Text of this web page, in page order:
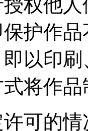
权他
护作
即以印
将作
可的